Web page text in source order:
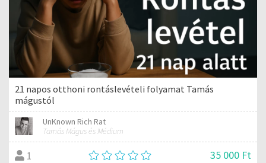
21 napos otthoni rontáslevételi folyamat Tamás
mágustól
UnKnown Rich Rat
Tamás Mágus és Médium
1 35 000 Ft